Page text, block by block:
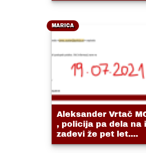
MARICA
Aleksander Vrtač
, policija pa dela na
zadevi že pet let....